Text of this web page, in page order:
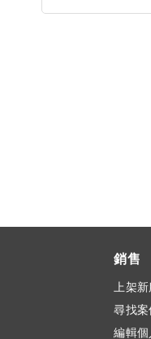
銷售
上架
尋找案
編輯個